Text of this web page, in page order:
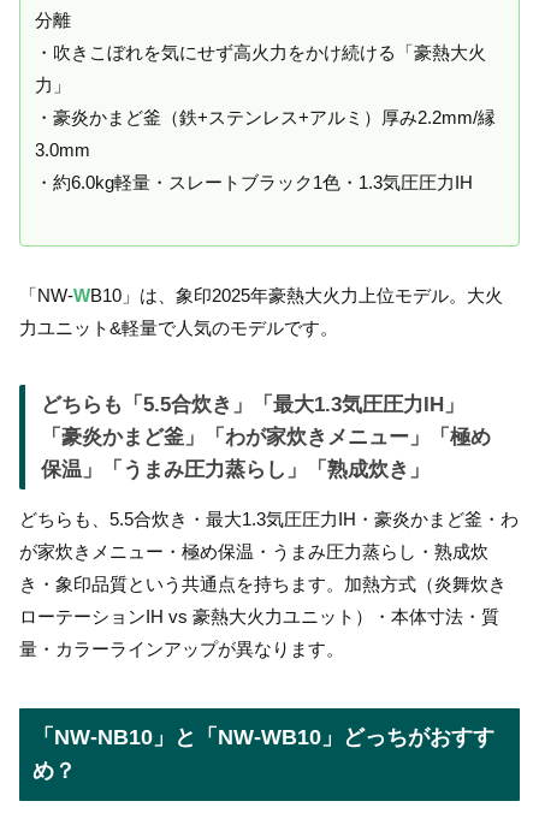
分離
・吹きこぼれを気にせず高火力をかけ続ける「豪熱大火
力」
・豪炎かまど釜（鉄+ステンレス+アルミ）厚み2.2mm/縁
3.0mm
・約6.0kg軽量・スレートブラック1色・1.3気圧圧力IH
「NW-WB10」は、象印2025年豪熱大火力上位モデル。大火
力ユニット&軽量で人気のモデルです。
どちらも「5.5合炊き」「最大1.3気圧圧力IH」
「豪炎かまど釜」「わが家炊きメニュー」「極め
保温」「うまみ圧力蒸らし」「熟成炊き」
どちらも、5.5合炊き・最大1.3気圧圧力IH・豪炎かまど釜・わ
が家炊きメニュー・極め保温・うまみ圧力蒸らし・熟成炊
き・象印品質という共通点を持ちます。加熱方式（炎舞炊き
ローテーションIH vs 豪熱大火力ユニット）・本体寸法・質
量・カラーラインアップが異なります。
「NW-NB10」と「NW-WB10」どっちがおすす
め？